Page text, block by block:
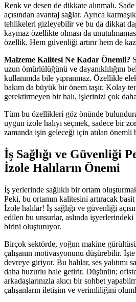
Renk ve desen de dikkate alınmalı.
açısından avantaj sağlar. Ayrıca
tehlikeleri gizleyebilir ve bu da dikkat
kaymaz özellikte olması da
özellik. Hem güvenliği artırır hem de
Malzeme Kalitesi Ne Kadar Önemli?
uzun ömürlülüğünü ve dayanıklılığını
kullanımda bile yıpranmaz. Özellikle
bakım da büyük bir önem taşır. Kolay
gerektirmeyen bir halı, işlerinizi çok
Tüm bu özellikleri göz önünde
uygun izole halıyı seçmek, sadece bir
zamanda işin geleceği için atılan önemli
İş Sağlığı ve Güvenliği
İzole Halıların Önemi
İş yerlerinde sağlıklı bir ortam
Peki, bu ortamın kalitesini artıracak
İzole halılar! İş sağlığı ve güvenliği
edilen bu unsurlar, aslında
birini oluşturuyor.
Birçok sektörde, yoğun makine
çalışanın motivasyonunu düşürebilir.
devreye giriyor. Bu halılar, ses yalıtımı
daha huzurlu hale getirir. Düşünün;
arkadaşlarınızla akıcı bir sohbet
çalışanların iletişim ve verimliliğini